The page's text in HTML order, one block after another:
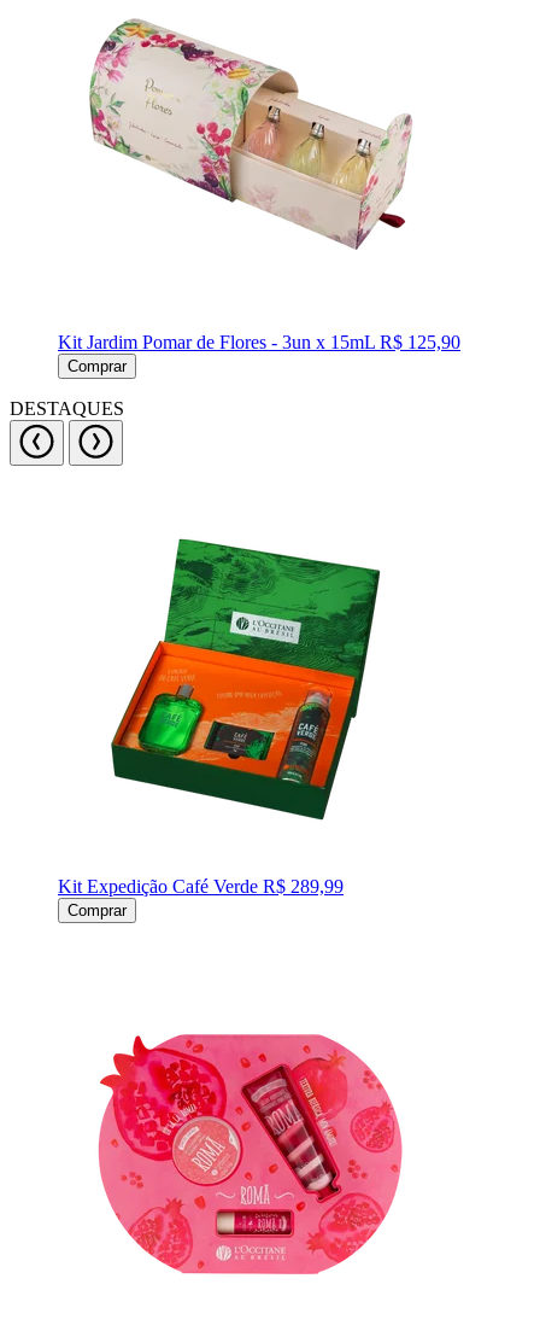
Kit Jardim Pomar de Flores - 3un x 15mL R$ 125,90
Comprar
DESTAQUES
Kit Expedição Café Verde R$ 289,99
Comprar